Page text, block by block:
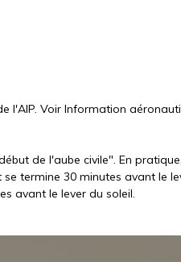
l'AIP. Voir Information
de l'aube civile". En
termine 30 minutes avant le
avant le lever du soleil.